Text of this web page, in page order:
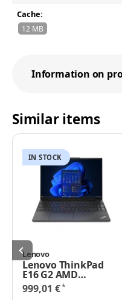
Cache:
12 MB
Information on
Similar items
IN STOCK
Lenovo
Lenovo ThinkPad
E16 G2 AMD
(21M50025GE),
Notebook (schwarz,
999,01 €*